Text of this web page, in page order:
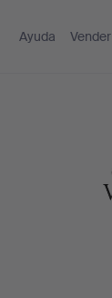
Ayuda Vender